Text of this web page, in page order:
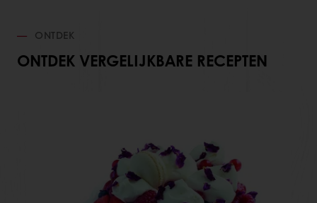
ONTDEK
ONTDEK VERGELIJKBARE RECEPTEN